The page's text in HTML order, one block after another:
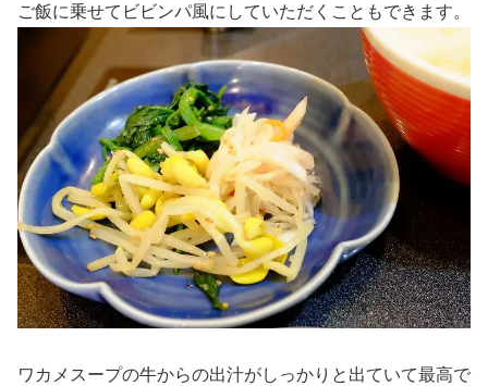
ご飯に乗せてビビンパ風にしていただくこともできます。
ワカメスープの牛からの出汁がしっかりと出ていて最高で